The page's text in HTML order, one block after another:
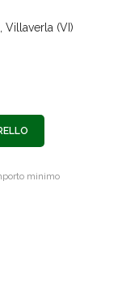
Villaverla (VI)
minimo